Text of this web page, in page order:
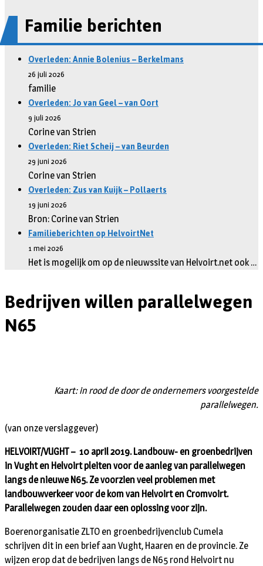
Familie berichten
Overleden: Annie Bolenius – Berkelmans
26 juli 2026
familie
Overleden: Jo van Geel – van Oort
9 juli 2026
Corine van Strien
Overleden: Riet Scheij – van Beurden
29 juni 2026
Corine van Strien
Overleden: Zus van Kuijk – Pollaerts
19 juni 2026
Bron: Corine van Strien
Familieberichten op HelvoirtNet
1 mei 2026
Het is mogelijk om op de nieuwssite van Helvoirt.net ook …
Bedrijven willen parallelwegen
N65
Kaart: in rood de door de ondernemers voorgestelde
parallelwegen.
(van onze verslaggever)
HELVOIRT/VUGHT – 10 april 2019. Landbouw- en groenbedrijven
in Vught en Helvoirt pleiten voor de aanleg van parallelwegen
langs de nieuwe N65. Ze voorzien veel problemen met
landbouwverkeer voor de kom van Helvoirt en Cromvoirt.
Parallelwegen zouden daar een oplossing voor zijn.
Boerenorganisatie ZLTO en groenbedrijvenclub Cumela
schrijven dit in een brief aan Vught, Haaren en de provincie. Ze
wijzen erop dat de bedrijven langs de N65 rond Helvoirt nu